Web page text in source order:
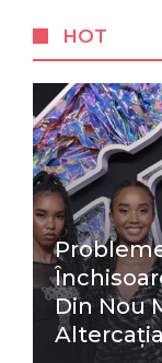
HOT
Din Nou